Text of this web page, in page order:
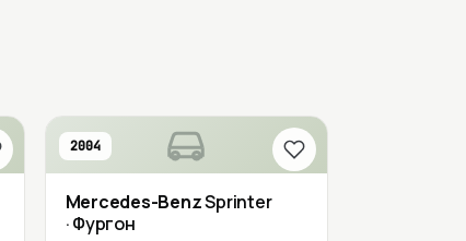
2004
Mercedes-BenzSprinter
· Фургон